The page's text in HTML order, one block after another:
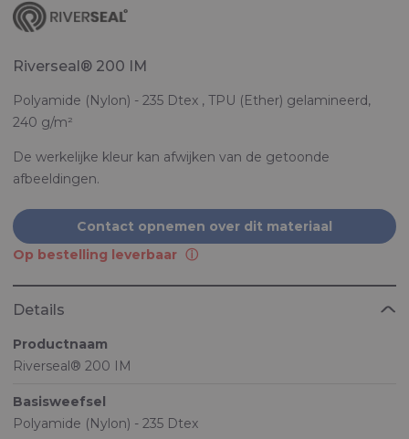
Riverseal® 200 IM
Polyamide (Nylon) - 235 Dtex , TPU (Ether) gelamineerd,
240 g/m²
De werkelijke kleur kan afwijken van de getoonde
afbeeldingen.
Contact opnemen over dit materiaal
Op bestelling leverbaar
Details
Productnaam
Riverseal® 200 IM
Basisweefsel
Polyamide (Nylon) - 235 Dtex